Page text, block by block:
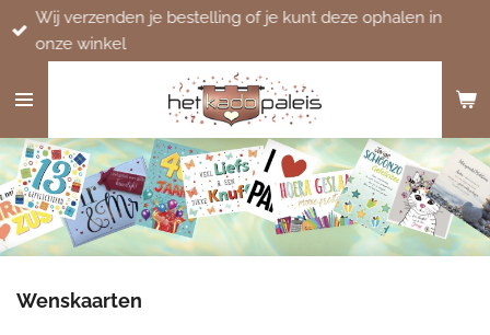
Ga
direct
de
Wij verzenden je bestelling of je kunt deze ophalen in
onze winkel
Wenskaarten